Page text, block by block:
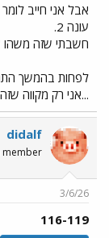
אבל אני חייב
עונה 2.
חשבתי שזה משהו
לפחות בהמשך
...אני רק מקווה
didalf
member
3/6/26
116-119